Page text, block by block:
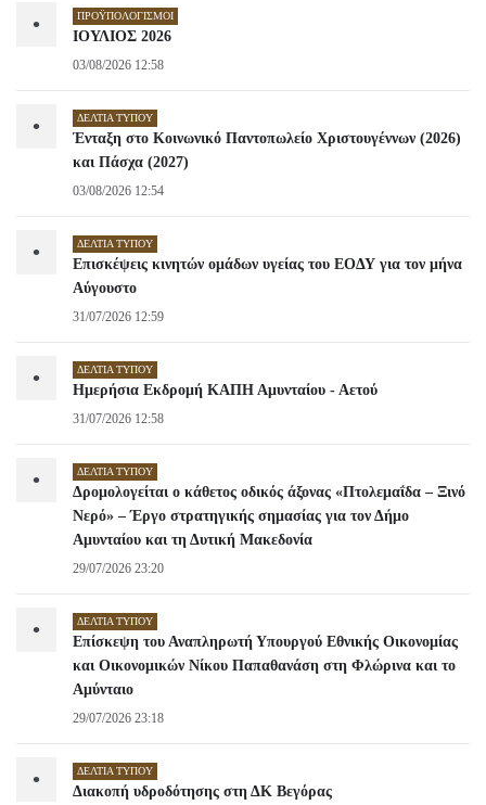
• ΠΡΟΫΠΟΛΟΓΙΣΜΟΊ
ΙΟΥΛΙΟΣ 2026
03/08/2026 12:58
• ΔΕΛΤΊΑ ΤΎΠΟΥ
Ένταξη στο Κοινωνικό Παντοπωλείο Χριστουγέννων (2026)
και Πάσχα (2027)
03/08/2026 12:54
• ΔΕΛΤΊΑ ΤΎΠΟΥ
Επισκέψεις κινητών ομάδων υγείας του ΕΟΔΥ για τον μήνα
Αύγουστο
31/07/2026 12:59
• ΔΕΛΤΊΑ ΤΎΠΟΥ
Ημερήσια Εκδρομή ΚΑΠΗ Αμυνταίου - Αετού
31/07/2026 12:58
• ΔΕΛΤΊΑ ΤΎΠΟΥ
Δρομολογείται ο κάθετος οδικός άξονας «Πτολεμαΐδα – Ξινό
Νερό» – Έργο στρατηγικής σημασίας για τον Δήμο
Αμυνταίου και τη Δυτική Μακεδονία
29/07/2026 23:20
• ΔΕΛΤΊΑ ΤΎΠΟΥ
Επίσκεψη του Αναπληρωτή Υπουργού Εθνικής Οικονομίας
και Οικονομικών Νίκου Παπαθανάση στη Φλώρινα και το
Αμύνταιο
29/07/2026 23:18
• ΔΕΛΤΊΑ ΤΎΠΟΥ
Διακοπή υδροδότησης στη ΔΚ Βεγόρας